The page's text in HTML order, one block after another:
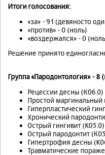
Итоги голосования:
«за» - 91 (девяносто
«против» - 0 (ноль)
«воздержался» - 0
Решение принято
Группа «Пародонтология» -
Рецессии десны (К06.0)
Простой маргинальный
Гиперпластический
Хронический
Острый гингивит (K05.0)
Острый пародонтит
Гипертрофия десны
Травматические